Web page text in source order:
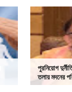
পুরনিয়োগ
তলায় মদনের